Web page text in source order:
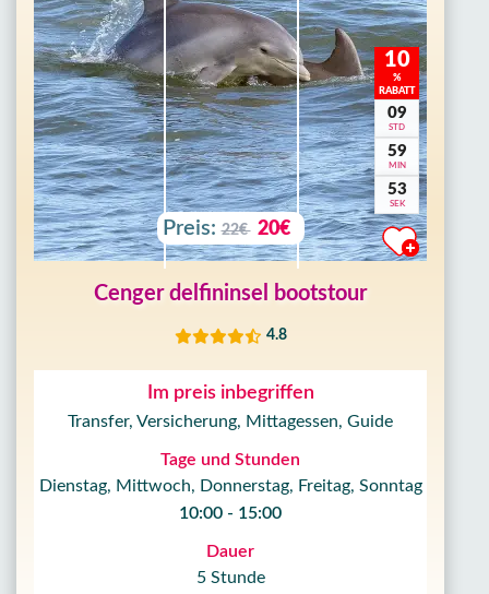
10
%
RABATT
09
STD
59
MIN
50
SEK
Preis: 22€ 20€
Cenger delfininsel bootstour
4.8
Im preis inbegriffen
Transfer, Versicherung, Mittagessen, Guide
Tage und Stunden
Dienstag, Mittwoch, Donnerstag, Freitag, Sonntag
10:00 - 15:00
Dauer
5 Stunde